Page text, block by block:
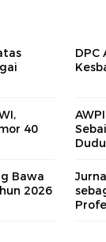
DPC
40
Bawa
2026